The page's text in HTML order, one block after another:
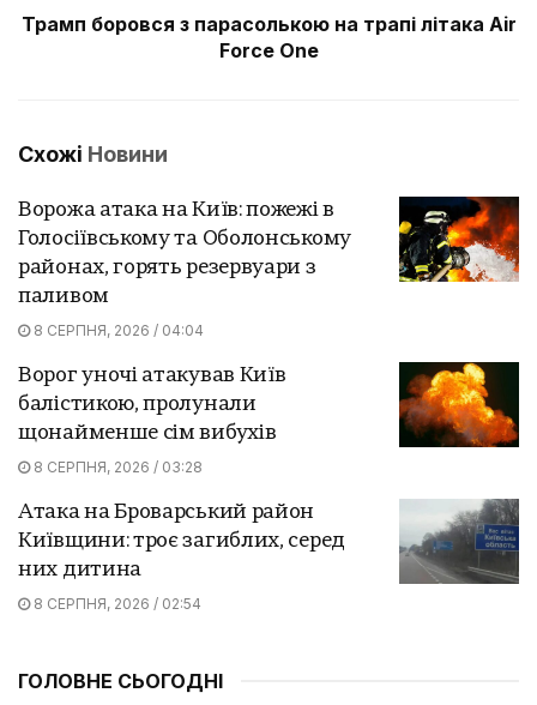
Трамп боровся з парасолькою на трапі літака Air
Force One
Схожі Новини
Ворожа атака на Київ: пожежі в
Голосіївському та Оболонському
районах, горять резервуари з
паливом
8 СЕРПНЯ, 2026 / 04:04
Ворог уночі атакував Київ
балістикою, пролунали
щонайменше сім вибухів
8 СЕРПНЯ, 2026 / 03:28
Атака на Броварський район
Київщини: троє загиблих, серед
них дитина
8 СЕРПНЯ, 2026 / 02:54
ГОЛОВНЕ СЬОГОДНІ